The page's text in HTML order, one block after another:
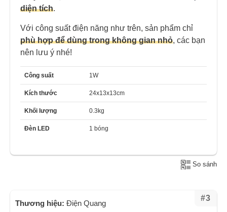
diện tích.
Với công suất điện năng như trên, sản phẩm chỉ
phù hợp để dùng trong không gian nhỏ, các bạn
nên lưu ý nhé!
Công suất 1W
Kích thước 24x13x13cm
Khối lượng 0.3kg
Đèn LED 1 bóng
So sánh
#3
Thương hiệu: Điện Quang